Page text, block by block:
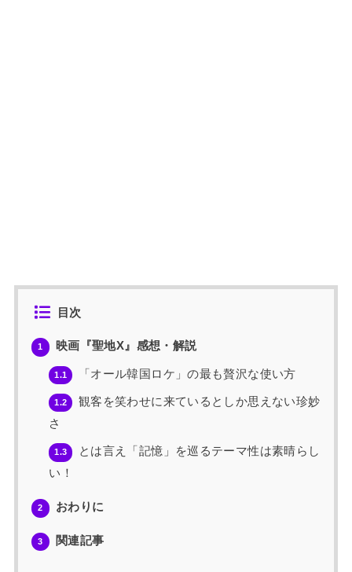
目次
1 映画『聖地X』感想・解説
1.1 「オール韓国ロケ」の最も贅沢な使い方
1.2
観客を笑わせに来ているとしか思えない珍妙
さ
1.3
とは言え「記憶」を巡るテーマ性は素晴らし
い！
2 おわりに
3 関連記事